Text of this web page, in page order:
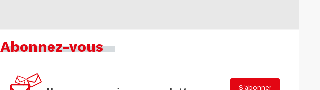
Abonnez-vous
S'abonner